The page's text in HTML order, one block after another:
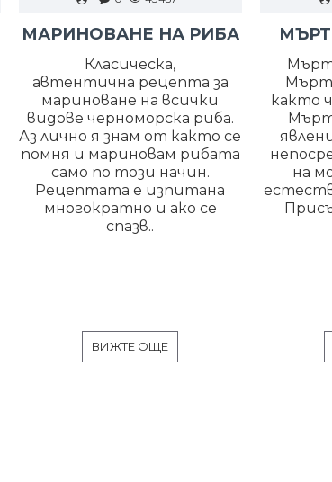
МАРИНОВАНЕ НА РИБА
Класическа,
автентична рецепта за
мариноване на всички
видове черноморска риба.
Аз лично я знам от както се
помня и мариновам рибата
само по този начин.
Рецептата е изпитана
многократно и ако се
спазв..
ВИЖТЕ ОЩЕ
както
на